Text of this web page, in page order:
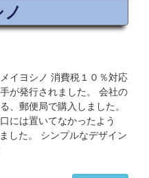
イヨシノ 消費税１０％対応
が発行されました。 会社の
、郵便局で購入しました。
には置いてなかったよう
した。 シンプルなデザイン